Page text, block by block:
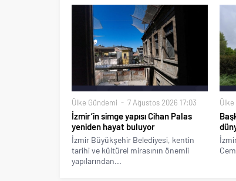
Ülke Gündemi 7 Ağustos 2026 17:03
İzmir’in simge yapısı Cihan Palas
yeniden hayat buluyor
İzmir Büyükşehir Belediyesi, kentin
tarihi ve kültürel mirasının önemli
yapılarından...
Ülke